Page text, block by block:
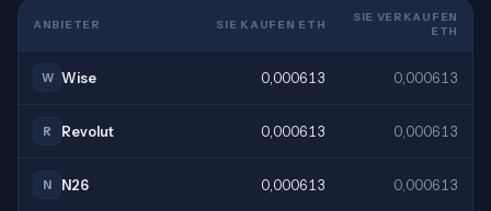
ANBIETER SIE KAUFEN ETH
SIE VERKAUFEN
ETH
W Wise 0,000613 0,000613
R Revolut 0,000613 0,000613
N N26 0,000613 0,000613